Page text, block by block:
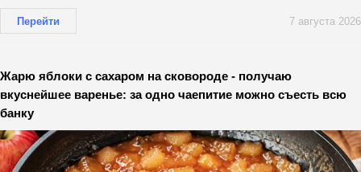
Перейти 7 августа 2026
Жарю яблоки с сахаром на сковороде - получаю
вкуснейшее варенье: за одно чаепитие можно съесть всю
банку